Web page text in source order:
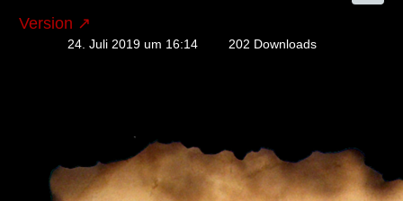
Version
24. Juli 2019 um 16:14 202 Downloads